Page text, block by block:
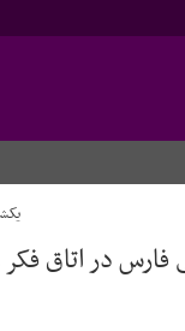
یکشنبه ۶
در اتاق فکر